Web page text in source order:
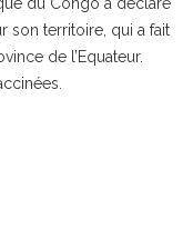
son territoire, qui a fait
de l’Equateur.